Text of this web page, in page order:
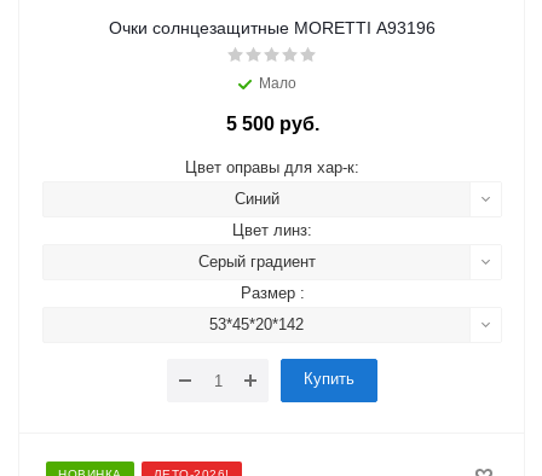
Очки солнцезащитные MORETTI A93196
Мало
5 500 руб.
Цвет оправы для хар-к:
Синий
Цвет линз:
Серый градиент
Размер :
53*45*20*142
Купить